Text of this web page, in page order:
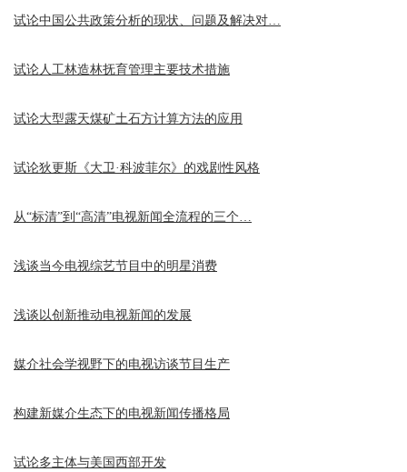
试论中国公共政策分析的现状、问题及解决对…
试论人工林造林抚育管理主要技术措施
试论大型露天煤矿土石方计算方法的应用
试论狄更斯《大卫·科波菲尔》的戏剧性风格
从“标清”到“高清”电视新闻全流程的三个…
浅谈当今电视综艺节目中的明星消费
浅谈以创新推动电视新闻的发展
媒介社会学视野下的电视访谈节目生产
构建新媒介生态下的电视新闻传播格局
试论多主体与美国西部开发